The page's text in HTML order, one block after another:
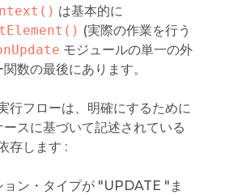
は基本的に
(実際の作業を行う
モジュールの単一の外
数の最後にあります。
行フローは、明確にするために
スに基づいて記述されている
存します :
ョン・タイプが "UPDATE "ま